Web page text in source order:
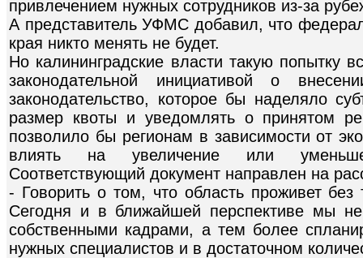
привлечением нужных сотрудников из-за
А представитель УФМС добавил, что
края никто менять не будет.
Но калининградские власти такую попытку
законодательной инициативой о
законодательство, которое бы наделяло
размер квоты и уведомлять о принятом
позволило бы регионам в зависимости от
влиять на увеличение или
Соответствующий документ направлен на
- Говорить о том, что область проживет без
Сегодня и в ближайшей перспективе мы не
собственными кадрами, а тем более
нужных специалистов и в достаточном